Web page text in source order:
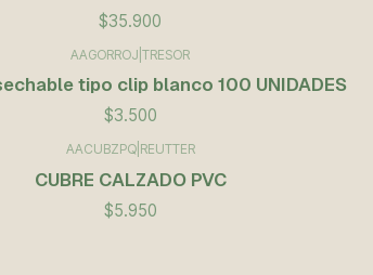
$35.900
AAGORROJ TRESOR
tipo clip blanco 100 UNIDADES
$3.500
AACUBZPQ| REUTTER
CUBRE CALZADO PVC
$5.950